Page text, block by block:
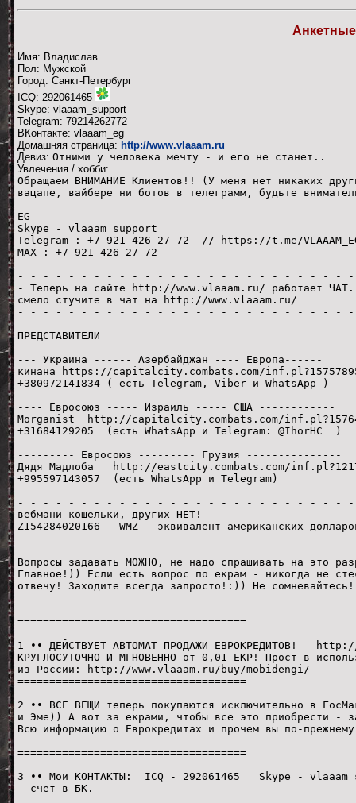
Имя: Владислав
Пол: Мужской
Город: Санкт-Петербург
ICQ: 292061465
Skype: vlaaam_support
Telegram: 79214262772
ВКонтакте: vlaaam_eg
Домашняя страница: http://www.vlaaam.ru
Девиз: Отними у человека мечту - и его не станет..
Увлечения / хобби:
Обращаем ВНИМАНИЕ Клиентов!! (У меня нет никаких
вацапе, вайбере ни ботов в телеграмм, будьте
EG
Skype - vlaaam_support
Telegram : +7 921 426-27-72 // https://t.me/
МАХ : +7 921 426-27-72
- - - - - - - - - - - - - - - - - - - - - - - - - - -
- Теперь на сайте http://www.vlaaam.ru/ работает ЧАТ.
смело стучите в чат на http://www.vlaaam.ru/
- - - - - - - - - - - - - - - - - - - - - - - - - - -
ПРЕДСТАВИТЕЛИ
--- Украина ------ Азербайджан ---- Европа------
кинана https://capitalcity.combats.com/
+380972141834 ( есть Telegram, Viber и WhatsApp )
---- Евросоюз ----- Израиль ----- США ------------
Morganist http://capitalcity.combats.com/
+31684129205 (есть WhatsApp и Telegram: @IhorHC )
--------- Евросоюз --------- Грузия ---------------
Дядя Мадлоба http://eastcity.combats.com/
+995597143057 (есть WhatsApp и Telegram)
- - - - - - - - - - - - - - - - - - - - - - - - - - -
вебмани кошельки, других НЕТ!
Z154284020166 - WMZ - эквивалент американских
Вопросы задавать МОЖНО, не надо спрашивать на это
Главное!)) Если есть вопрос по екрам - никогда не
отвечу! Заходите всегда запросто!:)) Не
====================================
1 •• ДЕЙСТВУЕТ АВТОМАТ ПРОДАЖИ ЕВРОКРЕДИТОВ!
КРУГЛОСУТОЧНО И МГНОВЕННО от 0,01 ЕКР! Прост в
из России: http://www.vlaaam.ru/buy/mobidengi/
====================================
2 •• ВСЕ ВЕЩИ теперь покупаются исключительно в
и Эме)) А вот за екрами, чтобы все это приобрести -
Всю информацию о Еврокредитах и прочем вы по-
====================================
3 •• Мои КОНТАКТЫ: ICQ - 292061465 Skype -
- счет в БК.